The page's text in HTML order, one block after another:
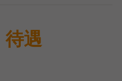
待遇